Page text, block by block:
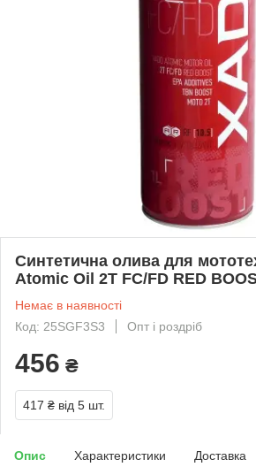
Синтетична олива для
Atomic Oil 2T FC/FD RED
Немає в наявності
Код: 25SGF3S3
Опт і роздріб
456 ₴
417 ₴ від 5 шт.
Опис Характеристики Доставка